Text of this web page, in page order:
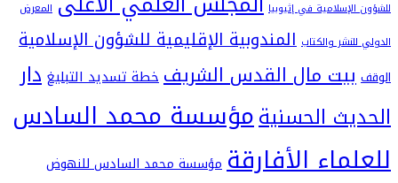
في إثيوبيا
المعرض
والكتاب المندوبية الإقليمية للشؤون الإسلامية
مال القدس الشريفخطة تسديد التبليغدار
الحسنيةمؤسسة محمد السادس
الأفارقةمؤسسة محمد السادس للنهوض